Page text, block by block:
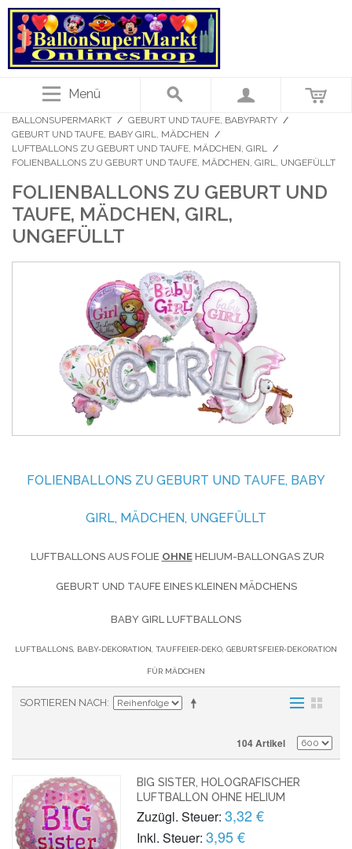
Menü
BALLONSUPERMARKT / GEBURT UND TAUFE, BABYPARTY /
GEBURT UND TAUFE, BABY GIRL, MÄDCHEN /
LUFTBALLONS ZU GEBURT UND TAUFE, MÄDCHEN, GIRL /
FOLIENBALLONS ZU GEBURT UND TAUFE, MÄDCHEN, GIRL, UNGEFÜLLT
FOLIENBALLONS ZU GEBURT UND
TAUFE, MÄDCHEN, GIRL,
UNGEFÜLLT
FOLIENBALLONS ZU GEBURT UND TAUFE, BABY
GIRL, MÄDCHEN, UNGEFÜLLT
LUFTBALLONS AUS FOLIE OHNEHELIUM-BALLONGAS ZUR
GEBURT UND TAUFE EINES KLEINEN MÄDCHENS
BABY GIRL LUFTBALLONS
LUFTBALLONS, BABY-DEKORATION, TAUFFEIER-DEKO, GEBURTSFEIER-DEKORATION
FÜR MÄDCHEN
SORTIEREN NACH
104 Artikel
BIG SISTER, HOLOGRAFISCHER
LUFTBALLON OHNE HELIUM
Zuzügl. Steuer: 3,32 €
Inkl. Steuer: 3,95 €